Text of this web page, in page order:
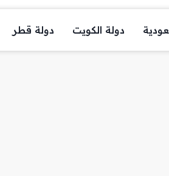
دولة الكويت دولة قطر